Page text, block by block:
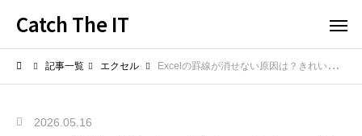
Catch The IT
記事一覧 エクセル Excelの罫線が消せない原因は？きれいに解除する方法をわかりやすく解説
2026.05.16